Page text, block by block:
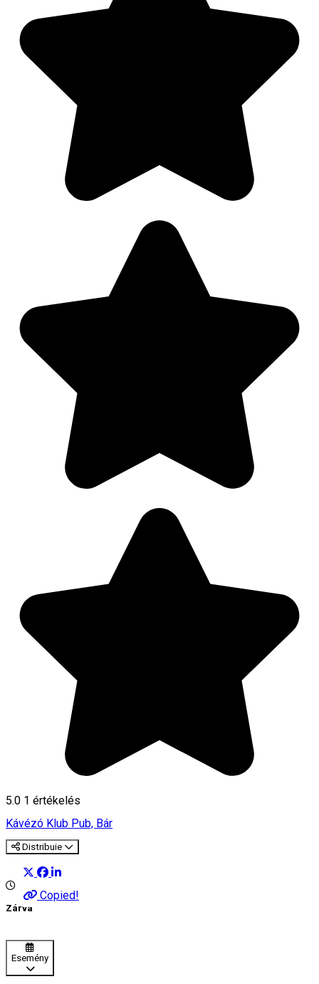
5.0 1 értékelés
Kávézó Klub Pub, Bár
Distribuie
Copied!
Zárva
Esemény